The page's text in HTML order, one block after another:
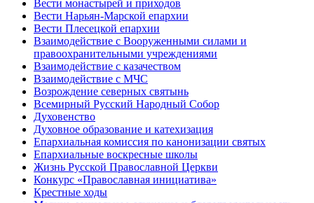
Вести монастырей и приходов
Вести Нарьян-Марской епархии
Вести Плесецкой епархии
Взаимодействие с Вооруженными силами и
правоохранительными учреждениями
Взаимодействие с казачеством
Взаимодействие с МЧС
Возрождение северных святынь
Всемирный Русский Народный Собор
Духовенство
Духовное образование и катехизация
Епархиальная комиссия по канонизации святых
Епархиальные воскресные школы
Жизнь Русской Православной Церкви
Конкурс «Православная инициатива»
Крестные ходы